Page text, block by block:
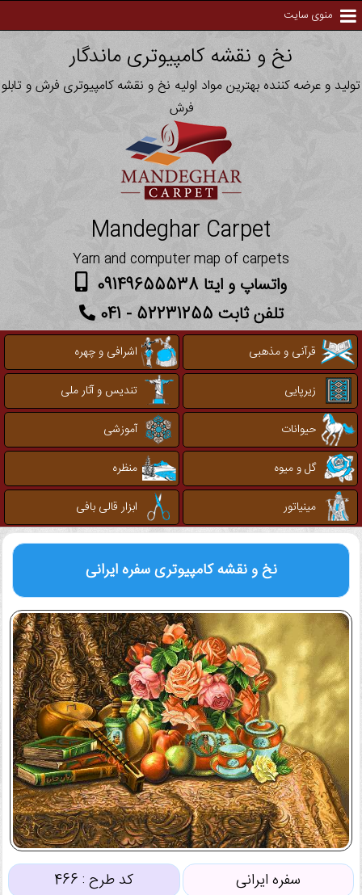
منوی سایت
نخ و نقشه کامپیوتری ماندگار
تولید و عرضه کننده بهترین مواد اولیه نخ و نقشه کامپیوتری فرش و تابلو
فرش
Mandeghar Carpet
Yarn and computer map of carpets
واتساپ و ایتا 09149655538
تلفن ثابت 52231255 - 041
قرآنی و مذهبی
اشرافی و چهره
زیرپایی
تندیس و آثار ملی
حیوانات
آموزشی
گل و میوه
منظره
مینیاتور
ابزار قالی بافی
نخ و نقشه کامپیوتریسفره ایرانی
سفره ایرانی کد طرح : 466